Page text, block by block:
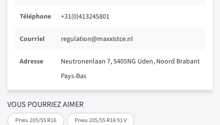
VOUS POURRIEZ AIMER
Pneu 205/55 R16 Pneu 205/55 R16 91 V
Téléphone +31(0)413245801
Courriel regulation@maxxistce.nl
Adresse
Neutronenlaan 7, 5405NG Uden, Noord Brabant
Pays-Bas